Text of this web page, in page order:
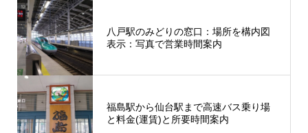
八戸駅のみどりの窓口：場所を構内図
表示：写真で営業時間案内
福島駅から仙台駅まで高速バス乗り場
と料金(運賃)と所要時間案内